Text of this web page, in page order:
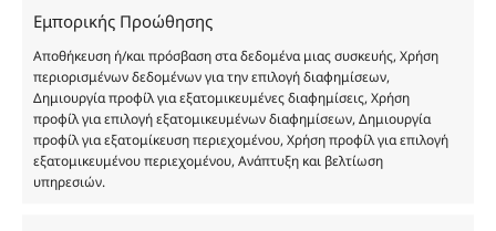
Εμπορικής Προώθησης
Αποθήκευση ή/και πρόσβαση στα δεδομένα μιας συσκευής, Χρήση
περιορισμένων δεδομένων για την επιλογή διαφημίσεων,
Δημιουργία προφίλ για εξατομικευμένες διαφημίσεις, Χρήση
προφίλ για επιλογή εξατομικευμένων διαφημίσεων, Δημιουργία
προφίλ για εξατομίκευση περιεχομένου, Χρήση προφίλ για επιλογή
εξατομικευμένου περιεχομένου, Ανάπτυξη και βελτίωση
υπηρεσιών.
Οι φωτογραφίες των προϊόντων είναι ενδεικτικές
και δεν είναι προς πώληση το εικονιζόμενο προϊόν.
Σκοπός τους είναι η διευκόλυνση της επιλογής σας.
Σε καμία περίπτωση δεν αντιστοιχούν στα
αυθεντικά αρώματα και δεν ανταποκρίνονται στην
πραγματικότητα. Πρόθεση της επιχείρησης μας δεν
είναι η παραπλάνηση και η εξαπάτηση του
καταναλωτή. Όλα μας τα προϊόντα είναι τύπου, σε